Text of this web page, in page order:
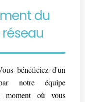
du
bénéficiez d'un
par notre équipe
moment où vous